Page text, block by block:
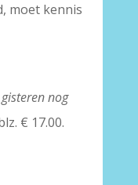
moet kennis
nog
€ 17.00.